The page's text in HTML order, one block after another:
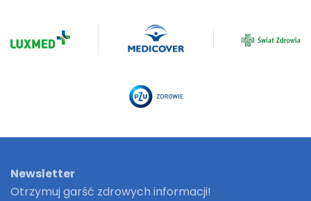
Newsletter
Otrzymuj garść zdrowych informacji!